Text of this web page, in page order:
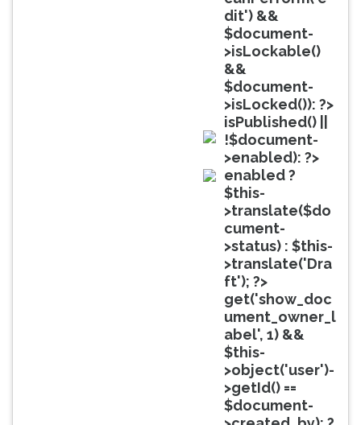
doc
doc
dit') &&
$document-
>isLockable()
&&
$document-
>isLocked()): ?>
isPublished() ||
!$document-
>enabled): ?>
enabled ?
$this-
>translate($do
cument-
>status) : $this-
>translate('Dra
ft'); ?>
get('show_doc
ument_owner_l
abel', 1) &&
$this-
>object('user')-
>getId() ==
$document-